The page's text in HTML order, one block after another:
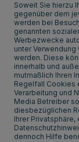
Soweit Sie hierzu
gegenüber dem
werden bei
genannten
Werbezwecke
unter
werden. Diese
innerhalb und
mutmaßlich Ihren
Regelfall Cookies
Verarbeitung und
Media Betreiber
diesbezüglichen
Ihrer
dennoch Hilfe